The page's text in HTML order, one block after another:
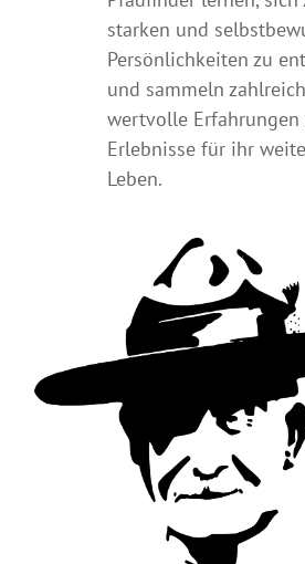
starken und
Persönlichkeiten zu
und sammeln
wertvolle Erfahrungen
Erlebnisse für ihr
Leben.